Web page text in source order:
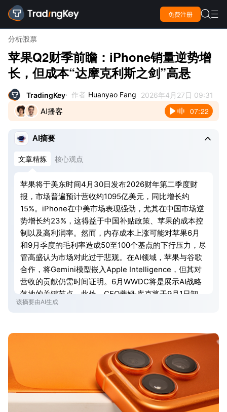
免费注册  
分析股票
苹果Q2财季前瞻：iPhone销量逆势增
长，但成本“达摩克利斯之剑”高悬
TradingKey 作者 Huanyao Fang 2026年4月27日 09:31
AI播客 07:22
AI摘要 
文章精炼 核心观点
苹果将于美东时间4月30日发布2026财年第二季度财
报，市场普遍预计营收约1095亿美元，同比增长约
15%。iPhone在中美市场表现强劲，尤其在中国市场逆
势增长约23%，这得益于中国补贴政策、苹果的成本控
制以及高利润率。然而，内存成本上涨可能对苹果6月
和9月季度的毛利率造成50至100个基点的下行压力，尽
管高盛认为市场对此过于悲观。在AI领域，苹果与谷歌
合作，将Gemini模型嵌入Apple Intelligence，但其对
营收的贡献仍需时间证明。6月WWDC将是展示AI战略
落地的关键节点。此外，CEO蒂姆·库克将于9月1日卸
任，其继任者能否实现下一个硬件突破将是关注焦点。
该摘要由AI生成